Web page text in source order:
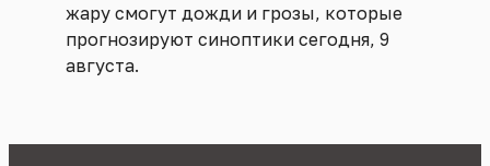
жару смогут дожди и грозы, которые
прогнозируют синоптики сегодня, 9
августа.